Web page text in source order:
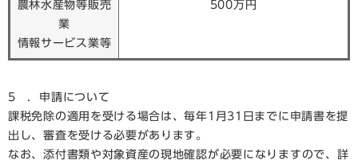
農林水産物等販売
業
情報サービス業等
500万円
5 ．申請について
課税免除の適用を受ける場合は、毎年1月31日までに申請書を提
出し、審査を受ける必要があります。
なお、添付書類や対象資産の現地確認が必要になりますので、詳